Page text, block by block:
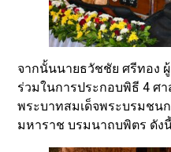
จากนั้นนายธวัชชัย ศรีทอง
ร่วมในการประกอบพิธี 4 ศ
พระบาทสมเด็จพระบรมชน
มหาราช บรมนาถบพิตร ดัง